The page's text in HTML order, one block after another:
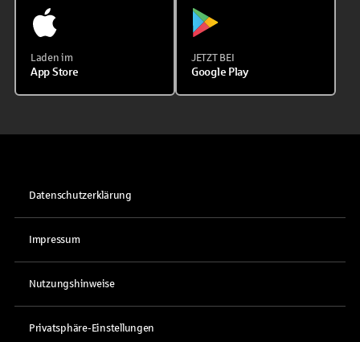
Laden im
App Store
JETZT BEI
Google Play
Datenschutzerklärung
Impressum
Nutzungshinweise
Privatsphäre-Einstellungen